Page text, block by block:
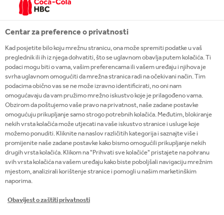
Prijavi se
Coca‑Cola HBC Hrvatska okružje je u kojemu se
talenti mogu razvijati i ostvariti svoj puni potencijal.
Ovdje možete pronaći pravu priliku za sebe!
SAZNAJTE VIŠE
Centar za preference o privatnosti
Kad posjetite bilo koju mrežnu stranicu, ona može spremiti podatke u vaš
preglednik ili ih iz njega dohvatiti, što se uglavnom obavlja putem kolačića. Ti
podaci mogu biti o vama, vašim preferencama ili vašem uređaju i njihova je
svrha uglavnom omogućiti da mrežna stranica radi na očekivani način. Tim
podacima obično vas se ne može izravno identificirati, no oni nam
omogućavaju da vam pružimo mrežno iskustvo koje je prilagođeno vama.
Obzirom da poštujemo vaše pravo na privatnost, naše zadane postavke
omogućuju prikupljanje samo strogo potrebnih kolačića. Međutim, blokiranje
nekih vrsta kolačića može utjecati na vaše iskustvo stranice i usluge koje
možemo ponuditi. Kliknite na naslov različitih kategorija i saznajte više i
promijenite naše zadane postavke kako bismo omogućili prikupljanje nekih
drugih vrsta kolačića. Klikom na "Prihvati sve kolačiće" pristajete na pohranu
svih vrsta kolačića na vašem uređaju kako biste poboljšali navigaciju mrežnim
mjestom, analizirali korištenje stranice i pomogli u našim marketinškim
naporima.
Obavijest o zaštiti privatnosti